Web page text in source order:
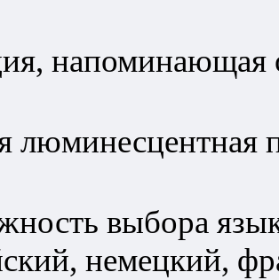
напоминающая
люминесцентная
выбора
немецкий,